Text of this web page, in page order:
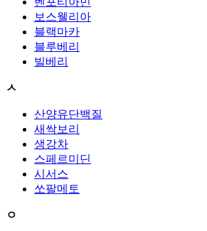
보스웰리아
블랙마카
블루베리
빌베리
ㅅ
산양유단백질
새싹보리
생강차
스페르미딘
시서스
쏘팔메토
ㅇ